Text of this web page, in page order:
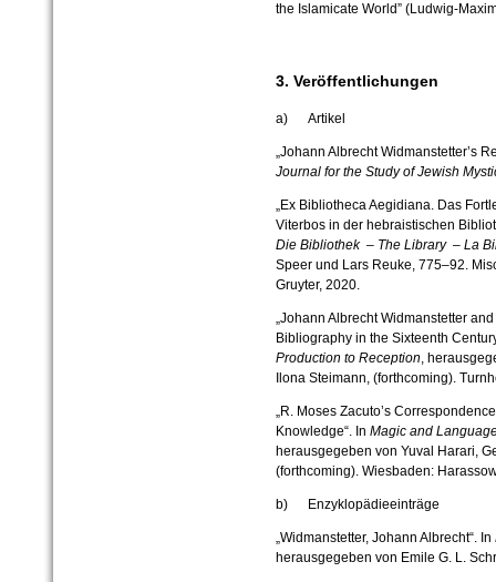
the Islamicate World” (Ludwig-
3. Veröffentlichungen
a) Artikel
„Johann Albrecht Widmanstetter’s
Journal for the Study of Jewish
„Ex Bibliotheca Aegidiana. Das
Viterbos in der hebraistischen
Die Bibliothek – The Library – La
Speer und Lars Reuke, 775–92.
Gruyter, 2020.
„Johann Albrecht Widmanstetter
Bibliography in the Sixteenth
Production to Reception,
Ilona Steimann, (forthcoming).
„R. Moses Zacuto’s
Knowledge“. In Magic and
herausgegeben von Yuval Harari,
(forthcoming). Wiesbaden:
b) Enzyklopädieeinträge
„Widmanstetter, Johann Albrecht“. In
herausgegeben von Emile G. L.